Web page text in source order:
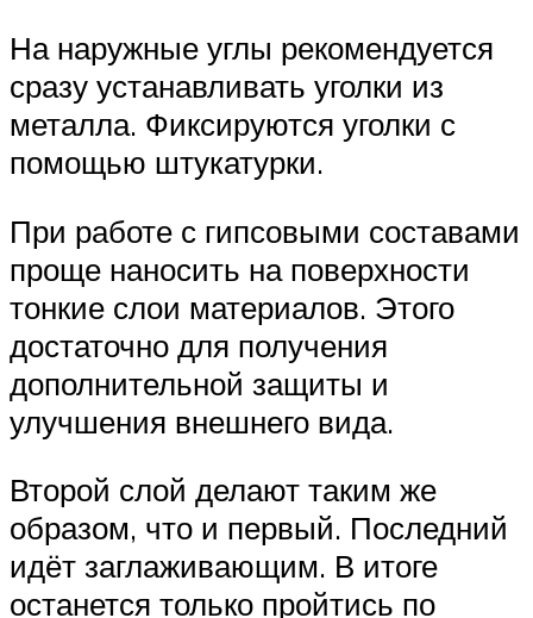
На наружные углы рекомендуется
сразу устанавливать уголки из
металла. Фиксируются уголки с
помощью штукатурки.
При работе с гипсовыми составами
проще наносить на поверхности
тонкие слои материалов. Этого
достаточно для получения
дополнительной защиты и
улучшения внешнего вида.
Второй слой делают таким же
образом, что и первый. Последний
идёт заглаживающим. В итоге
останется только пройтись по